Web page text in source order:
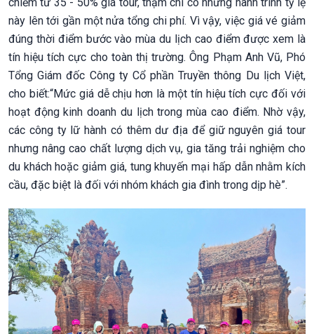
này lên tới gần một nửa tổng chi phí. Vì vậy, việc giá vé giảm
đúng thời điểm bước vào mùa du lịch cao điểm được xem là
tín hiệu tích cực cho toàn thị trường. Ông Phạm Anh Vũ, Phó
Tổng Giám đốc Công ty Cổ phần Truyền thông Du lịch Việt,
cho biết:“Mức giá dễ chịu hơn là một tín hiệu tích cực đối với
hoạt động kinh doanh du lịch trong mùa cao điểm. Nhờ vậy,
các công ty lữ hành có thêm dư địa để giữ nguyên giá tour
nhưng nâng cao chất lượng dịch vụ, gia tăng trải nghiệm cho
du khách hoặc giảm giá, tung khuyến mại hấp dẫn nhằm kích
cầu, đặc biệt là đối với nhóm khách gia đình trong dịp hè”.